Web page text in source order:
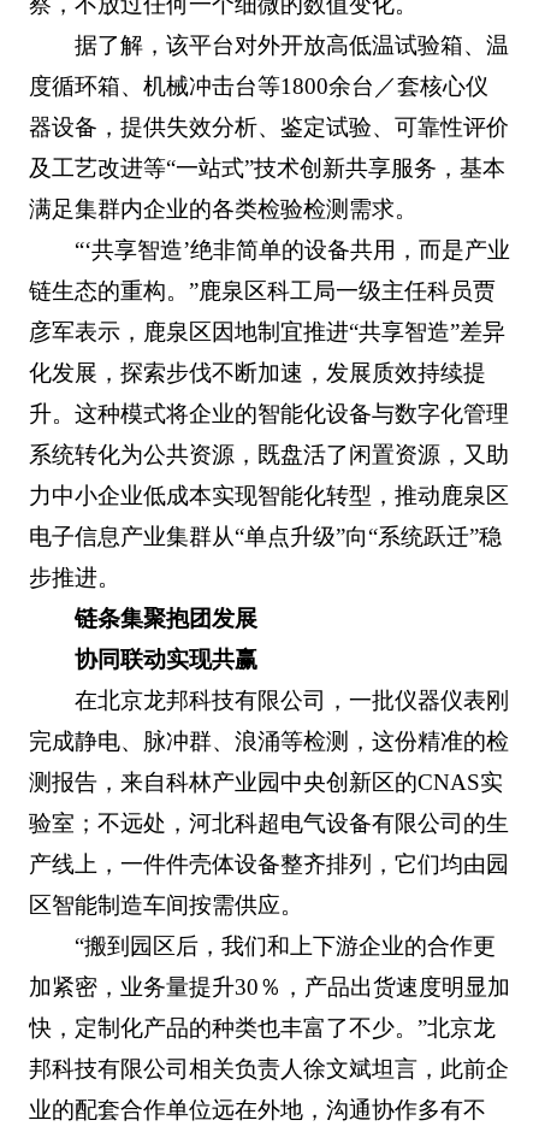
据了解，该平台对外开放高低温试验箱、温
度循环箱、机械冲击台等1800余台／套核心仪
器设备，提供失效分析、鉴定试验、可靠性评价
及工艺改进等“一站式”技术创新共享服务，基本
满足集群内企业的各类检验检测需求。
“‘共享智造’绝非简单的设备共用，而是产业
链生态的重构。”鹿泉区科工局一级主任科员贾
彦军表示，鹿泉区因地制宜推进“共享智造”差异
化发展，探索步伐不断加速，发展质效持续提
升。这种模式将企业的智能化设备与数字化管理
系统转化为公共资源，既盘活了闲置资源，又助
力中小企业低成本实现智能化转型，推动鹿泉区
电子信息产业集群从“单点升级”向“系统跃迁”稳
步推进。
链条集聚抱团发展
协同联动实现共赢
在北京龙邦科技有限公司，一批仪器仪表刚
完成静电、脉冲群、浪涌等检测，这份精准的检
测报告，来自科林产业园中央创新区的CNAS实
验室；不远处，河北科超电气设备有限公司的生
产线上，一件件壳体设备整齐排列，它们均由园
区智能制造车间按需供应。
“搬到园区后，我们和上下游企业的合作更
加紧密，业务量提升30％，产品出货速度明显加
快，定制化产品的种类也丰富了不少。”北京龙
邦科技有限公司相关负责人徐文斌坦言，此前企
业的配套合作单位远在外地，沟通协作多有不